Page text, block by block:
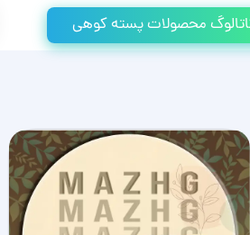
محصولات پسته کوهی